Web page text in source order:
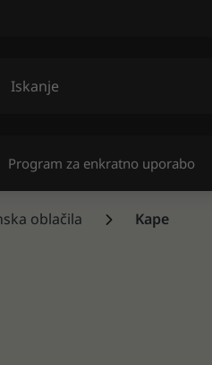
Program za enkratno uporabo
oblačila Kape